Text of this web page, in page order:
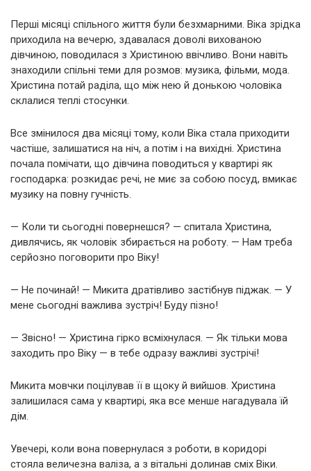
Перші місяці спільного життя були безхмарними. Віка зрідка
приходила на вечерю, здавалася доволі вихованою
дівчиною, поводилася з Христиною ввічливо. Вони навіть
знаходили спільні теми для розмов: музика, фільми, мода.
Христина потай раділа, що між нею й донькою чоловіка
склалися теплі стосунки.
Все змінилося два місяці тому, коли Віка стала приходити
частіше, залишатися на ніч, а потім і на вихідні. Христина
почала помічати, що дівчина поводиться у квартирі як
господарка: розкидає речі, не миє за собою посуд, вмикає
музику на повну гучність.
— Коли ти сьогодні повернешся? — спитала Христина,
дивлячись, як чоловік збирається на роботу. — Нам треба
серйозно поговорити про Віку!
— Не починай! — Микита дратівливо застібнув піджак. — У
мене сьогодні важлива зустріч! Буду пізно!
— Звісно! — Христина гірко всміхнулася. — Як тільки мова
заходить про Віку — в тебе одразу важливі зустрічі!
Микита мовчки поцілував її в щоку й вийшов. Христина
залишилася сама у квартирі, яка все менше нагадувала їй
дім.
Увечері, коли вона повернулася з роботи, в коридорі
стояла величезна валіза, а з вітальні долинав сміх Віки.